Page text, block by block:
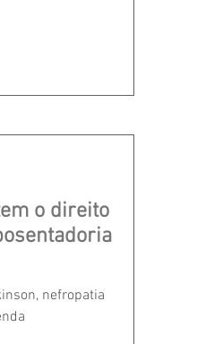
o direito
nefropatia